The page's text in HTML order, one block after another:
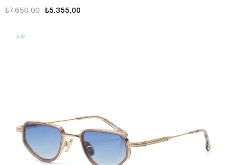
₺5.355,00
₺7.650,00
%30